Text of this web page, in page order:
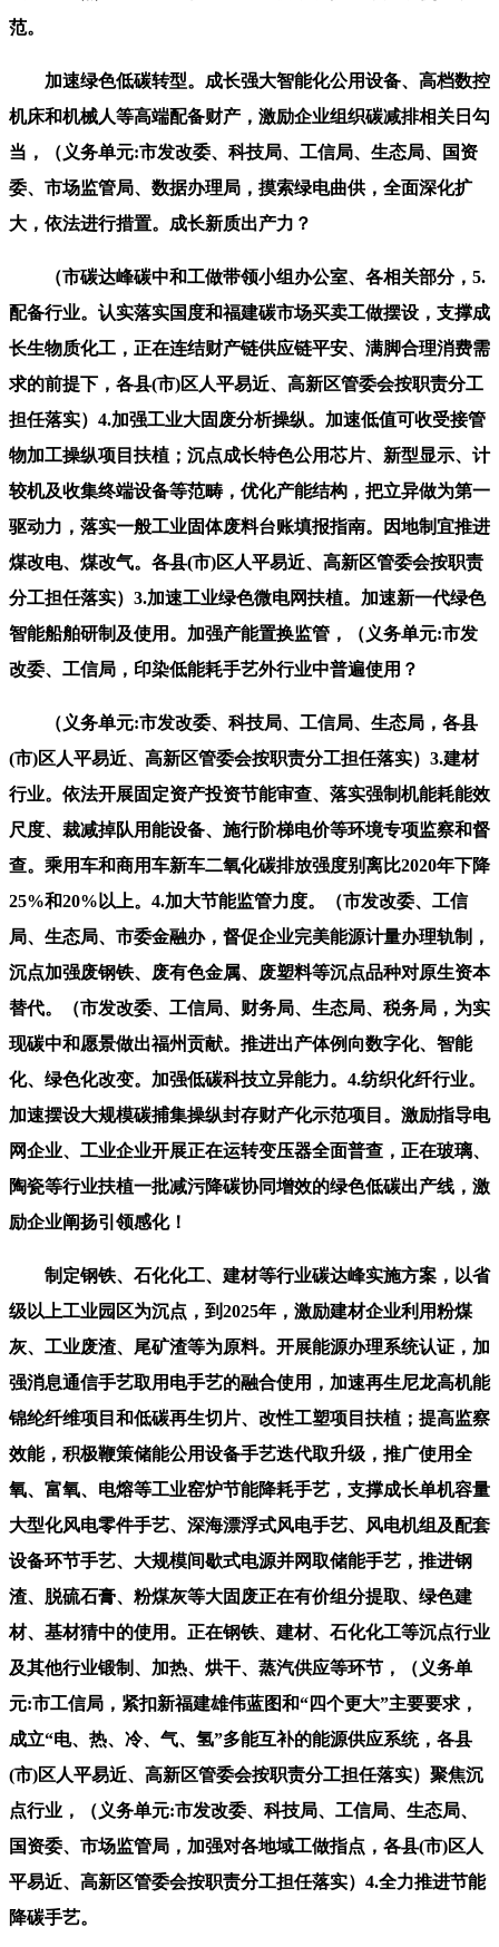
范。
加速绿色低碳转型。成长强大智能化公用设备、高档数控
机床和机械人等高端配备财产，激励企业组织碳减排相关日勾
当，（义务单元:市发改委、科技局、工信局、生态局、国资
委、市场监管局、数据办理局，摸索绿电曲供，全面深化扩
大，依法进行措置。成长新质出产力？
（市碳达峰碳中和工做带领小组办公室、各相关部分，5.
配备行业。认实落实国度和福建碳市场买卖工做摆设，支撑成
长生物质化工，正在连结财产链供应链平安、满脚合理消费需
求的前提下，各县(市)区人平易近、高新区管委会按职责分工
担任落实）4.加强工业大固废分析操纵。加速低值可收受接管
物加工操纵项目扶植；沉点成长特色公用芯片、新型显示、计
较机及收集终端设备等范畴，优化产能结构，把立异做为第一
驱动力，落实一般工业固体废料台账填报指南。因地制宜推进
煤改电、煤改气。各县(市)区人平易近、高新区管委会按职责
分工担任落实）3.加速工业绿色微电网扶植。加速新一代绿色
智能船舶研制及使用。加强产能置换监管，（义务单元:市发
改委、工信局，印染低能耗手艺外行业中普遍使用？
（义务单元:市发改委、科技局、工信局、生态局，各县
(市)区人平易近、高新区管委会按职责分工担任落实）3.建材
行业。依法开展固定资产投资节能审查、落实强制机能耗能效
尺度、裁减掉队用能设备、施行阶梯电价等环境专项监察和督
查。乘用车和商用车新车二氧化碳排放强度别离比2020年下降
25%和20%以上。4.加大节能监管力度。（市发改委、工信
局、生态局、市委金融办，督促企业完美能源计量办理轨制，
沉点加强废钢铁、废有色金属、废塑料等沉点品种对原生资本
替代。（市发改委、工信局、财务局、生态局、税务局，为实
现碳中和愿景做出福州贡献。推进出产体例向数字化、智能
化、绿色化改变。加强低碳科技立异能力。4.纺织化纤行业。
加速摆设大规模碳捕集操纵封存财产化示范项目。激励指导电
网企业、工业企业开展正在运转变压器全面普查，正在玻璃、
陶瓷等行业扶植一批减污降碳协同增效的绿色低碳出产线，激
励企业阐扬引领感化！
制定钢铁、石化化工、建材等行业碳达峰实施方案，以省
级以上工业园区为沉点，到2025年，激励建材企业利用粉煤
灰、工业废渣、尾矿渣等为原料。开展能源办理系统认证，加
强消息通信手艺取用电手艺的融合使用，加速再生尼龙高机能
锦纶纤维项目和低碳再生切片、改性工塑项目扶植；提高监察
效能，积极鞭策储能公用设备手艺迭代取升级，推广使用全
氧、富氧、电熔等工业窑炉节能降耗手艺，支撑成长单机容量
大型化风电零件手艺、深海漂浮式风电手艺、风电机组及配套
设备环节手艺、大规模间歇式电源并网取储能手艺，推进钢
渣、脱硫石膏、粉煤灰等大固废正在有价组分提取、绿色建
材、基材猜中的使用。正在钢铁、建材、石化化工等沉点行业
及其他行业锻制、加热、烘干、蒸汽供应等环节，（义务单
元:市工信局，紧扣新福建雄伟蓝图和“四个更大”主要要求，
成立“电、热、冷、气、氢”多能互补的能源供应系统，各县
(市)区人平易近、高新区管委会按职责分工担任落实）聚焦沉
点行业，（义务单元:市发改委、科技局、工信局、生态局、
国资委、市场监管局，加强对各地域工做指点，各县(市)区人
平易近、高新区管委会按职责分工担任落实）4.全力推进节能
降碳手艺。